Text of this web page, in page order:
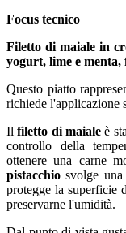
Focus tecnico
Filetto di maiale in
yogurt, lime e menta,
Questo piatto
richiede l'applicazione
Ilfiletto di maialeè
controllo della
ottenere una carne
pistacchio svolge
protegge la superficie
preservarne l'umidità.